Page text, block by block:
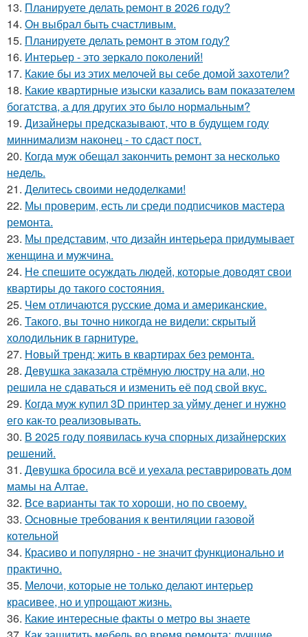
13. Планируете делать ремонт в 2026 году?
14. Он выбрал быть счастливым.
15. Планируете делать ремонт в этом году?
16. Интерьер - это зеркало поколений!
17. Какие бы из этих мелочей вы себе домой захотели?
18. Какие квартирные изыски казались вам показателем
богатства, а для других это было нормальным?
19. Дизайнеры предсказывают, что в будущем году
миннимализм наконец - то сдаст пост.
20. Когда муж обещал закончить ремонт за несколько
недель.
21. Делитесь своими недоделками!
22. Мы проверим, есть ли среди подписчиков мастера
ремонта.
23. Мы представим, что дизайн интерьера придумывает
женщина и мужчина.
24. Не спешите осуждать людей, которые доводят свои
квартиры до такого состояния.
25. Чем отличаются русские дома и американские.
26. Такого, вы точно никогда не видели: скрытый
холодильник в гарнитуре.
27. Новый тренд: жить в квартирах без ремонта.
28. Девушка заказала стрёмную люстру на али, но
решила не сдаваться и изменить её под свой вкус.
29. Когда муж купил 3D принтер за уйму денег и нужно
его как-то реализовывать.
30. В 2025 году появилась куча спорных дизайнерских
решений.
31. Девушка бросила всё и уехала реставрировать дом
мамы на Алтае.
32. Все варианты так то хороши, но по своему.
33. Основные требования к вентиляции газовой
котельной
34. Красиво и популярно - не значит функционально и
практично.
35. Мелочи, которые не только делают интерьер
красивее, но и упрощают жизнь.
36. Какие интересные факты о метро вы знаете